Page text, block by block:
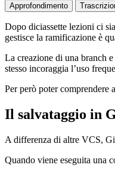
Approfondimento
Dopo diciassette lezioni ci
gestisce la ramificazione è
La creazione di una branch
stesso incoraggia l’uso
Per però poter comprendere
Il salvataggio in
A differenza di altre VCS,
Quando viene eseguita una